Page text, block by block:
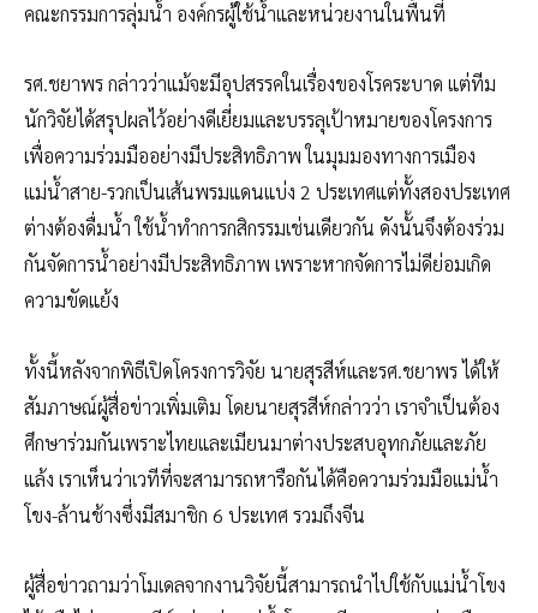
คณะกรรมการลุ่มน้ำ องค์กรผู้ใช้น้ำและหน่วยงานในพื้นที่
รศ.ชยาพร กล่าวว่าแม้จะมีอุปสรรคในเรื่องของโรคระบาด แต่ทีม
นักวิจัยได้สรุปผลไว้อย่างดีเยี่ยมและบรรลุเป้าหมายของโครงการ
เพื่อความร่วมมืออย่างมีประสิทธิภาพ ในมุมมองทางการเมือง
แม่น้ำสาย-รวกเป็นเส้นพรมแดนแบ่ง 2 ประเทศแต่ทั้งสองประเทศ
ต่างต้องดื่มน้ำ ใช้น้ำทำการกสิกรรมเช่นเดียวกัน ดังนั้นจึงต้องร่วม
กันจัดการน้ำอย่างมีประสิทธิภาพ เพราะหากจัดการไม่ดีย่อมเกิด
ความขัดแย้ง
ทั้งนี้หลังจากพิธีเปิดโครงการวิจัย นายสุรสีห์และรศ.ชยาพร ได้ให้
สัมภาษณ์ผู้สื่อข่าวเพิ่มเติม โดยนายสุรสีห์กล่าวว่า เราจำเป็นต้อง
ศึกษาร่วมกันเพราะไทยและเมียนมาต่างประสบอุทกภัยและภัย
แล้ง เราเห็นว่าเวทีที่จะสามารถหารือกันได้คือความร่วมมือแม่น้ำ
โขง-ล้านช้างซึ่งมีสมาชิก 6 ประเทศ รวมถึงจีน
ผู้สื่อข่าวถามว่าโมเดลจากงานวิจัยนี้สามารถนำไปใช้กับแม่น้ำโขง